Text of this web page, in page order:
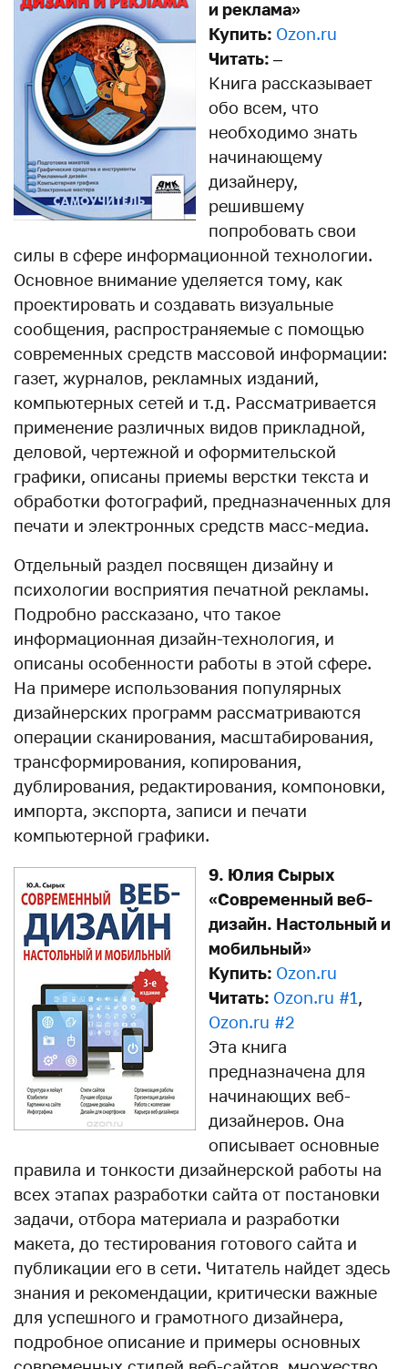
и реклама»
Купить: Ozon.ru
Читать: –
Книга рассказывает
обо всем, что
необходимо знать
начинающему
дизайнеру,
решившему
попробовать свои
силы в сфере информационной технологии.
Основное внимание уделяется тому, как
проектировать и создавать визуальные
сообщения, распространяемые с помощью
современных средств массовой информации:
газет, журналов, рекламных изданий,
компьютерных сетей и т.д. Рассматривается
применение различных видов прикладной,
деловой, чертежной и оформительской
графики, описаны приемы верстки текста и
обработки фотографий, предназначенных для
печати и электронных средств масс-медиа.
Отдельный раздел посвящен дизайну и
психологии восприятия печатной рекламы.
Подробно рассказано, что такое
информационная дизайн-технология, и
описаны особенности работы в этой сфере.
На примере использования популярных
дизайнерских программ рассматриваются
операции сканирования, масштабирования,
трансформирования, копирования,
дублирования, редактирования, компоновки,
импорта, экспорта, записи и печати
компьютерной графики.
9. Юлия Сырых
«Современный веб-
дизайн. Настольный и
мобильный»
Купить: Ozon.ru
Читать: Ozon.ru #1,
Ozon.ru #2
Эта книга
предназначена для
начинающих веб-
дизайнеров. Она
описывает основные
правила и тонкости дизайнерской работы на
всех этапах разработки сайта от постановки
задачи, отбора материала и разработки
макета, до тестирования готового сайта и
публикации его в сети. Читатель найдет здесь
знания и рекомендации, критически важные
для успешного и грамотного дизайнера,
подробное описание и примеры основных